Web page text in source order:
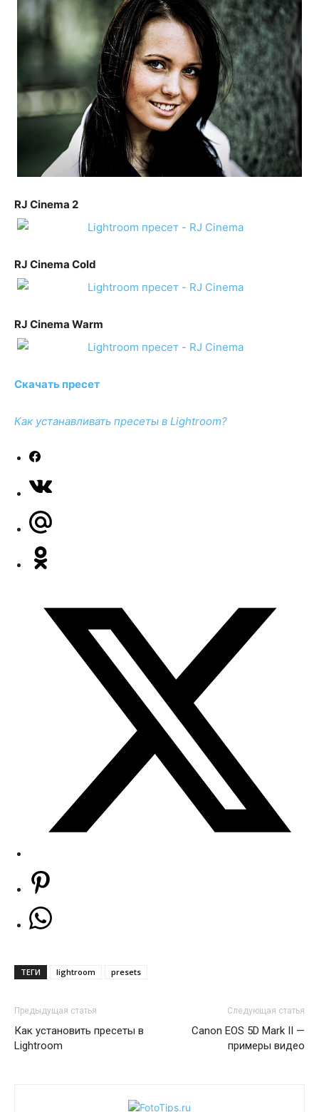
RJ Cinema 2
RJ Cinema Cold
RJ Cinema Warm
Скачать пресет
Как устанавливать пресеты в Lightroom?
ТЕГИ lightroom presets
Предыдущая статья
Как установить пресеты в
Lightroom
Следующая статья
Canon EOS 5D Mark II —
примеры видео